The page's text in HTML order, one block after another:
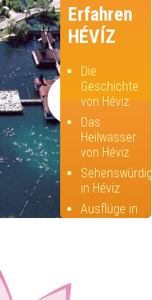
Erfahren
HÉVÍZ
Die
Geschichte
von Héviz
Das
Heilwasser
von Héviz
in Héviz
Ausflüge in